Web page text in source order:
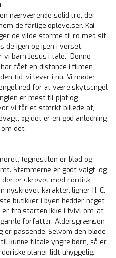
nærværende solid tro, der
de farlige oplevelser. Kai
de vilde storme til ro med sit
de igen og igen i verset:
barn Jesus i tale.” Denne
fået en distance i filmen,
tid, vi lever i nu. Vi møder
ned for at være skytsengel
er mest til pjat og
vi får et stærkt billede af,
og det er en god anledning
det.
tegnestilen er blød og
Stemmerne er godt valgt, og
er skrevet med nordisk
nyskrevet karakter, ligner H. C.
butikker i byen hedder noget
er fra starten ikke i tvivl om, at
forfatter. Aldersgrænsen
passende. Selvom den bløde
kunne tiltale yngre børn, så er
planer lidt uhyggelig.